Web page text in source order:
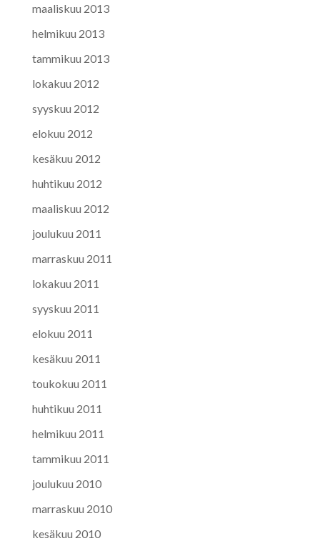
maaliskuu 2013
helmikuu 2013
tammikuu 2013
lokakuu 2012
syyskuu 2012
elokuu 2012
kesäkuu 2012
huhtikuu 2012
maaliskuu 2012
joulukuu 2011
marraskuu 2011
lokakuu 2011
syyskuu 2011
elokuu 2011
kesäkuu 2011
toukokuu 2011
huhtikuu 2011
helmikuu 2011
tammikuu 2011
joulukuu 2010
marraskuu 2010
kesäkuu 2010